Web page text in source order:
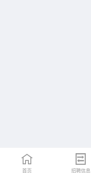
首页 招聘信息